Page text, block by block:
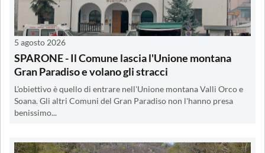
5 agosto 2026
SPARONE - Il Comune lascia l'Unione montana
Gran Paradiso e volano gli stracci
L'obiettivo è quello di entrare nell'Unione montana Valli Orco e
Soana. Gli altri Comuni del Gran Paradiso non l'hanno presa
benissimo...